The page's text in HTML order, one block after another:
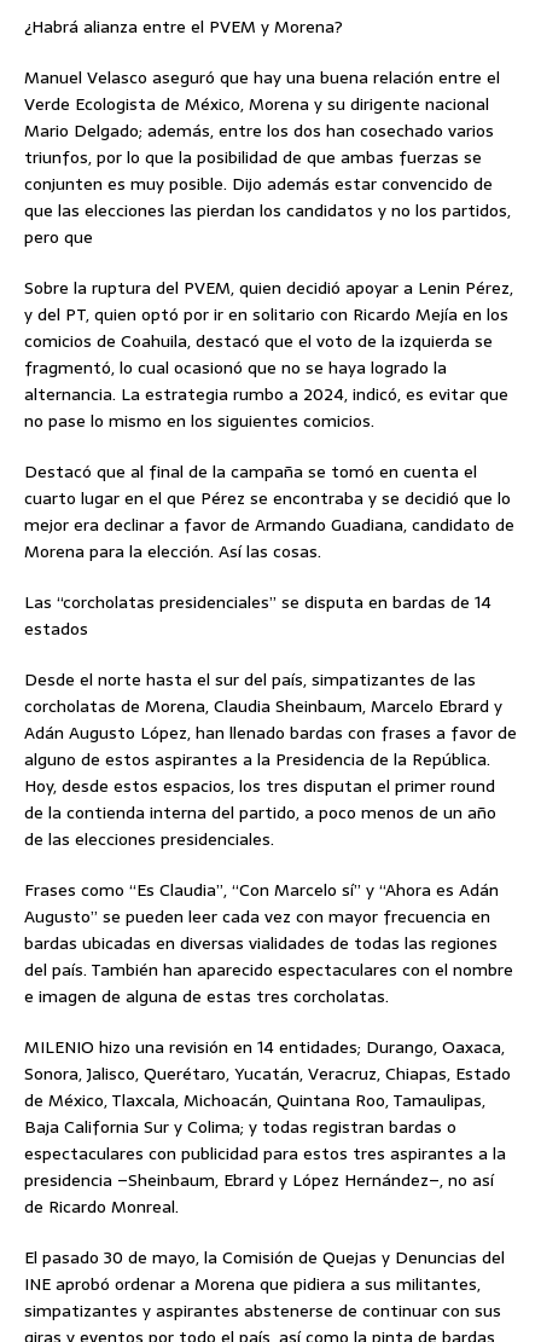
¿Habrá alianza entre el PVEM y Morena?
Manuel Velasco aseguró que hay una buena relación entre el
Verde Ecologista de México, Morena y su dirigente nacional
Mario Delgado; además, entre los dos han cosechado varios
triunfos, por lo que la posibilidad de que ambas fuerzas se
conjunten es muy posible. Dijo además estar convencido de
que las elecciones las pierdan los candidatos y no los partidos,
pero que
Sobre la ruptura del PVEM, quien decidió apoyar a Lenin Pérez,
y del PT, quien optó por ir en solitario con Ricardo Mejía en los
comicios de Coahuila, destacó que el voto de la izquierda se
fragmentó, lo cual ocasionó que no se haya logrado la
alternancia. La estrategia rumbo a 2024, indicó, es evitar que
no pase lo mismo en los siguientes comicios.
Destacó que al final de la campaña se tomó en cuenta el
cuarto lugar en el que Pérez se encontraba y se decidió que lo
mejor era declinar a favor de Armando Guadiana, candidato de
Morena para la elección. Así las cosas.
Las “corcholatas presidenciales” se disputa en bardas de 14
estados
Desde el norte hasta el sur del país, simpatizantes de las
corcholatas de Morena, Claudia Sheinbaum, Marcelo Ebrard y
Adán Augusto López, han llenado bardas con frases a favor de
alguno de estos aspirantes a la Presidencia de la República.
Hoy, desde estos espacios, los tres disputan el primer round
de la contienda interna del partido, a poco menos de un año
de las elecciones presidenciales.
Frases como “Es Claudia”, “Con Marcelo sí” y “Ahora es Adán
Augusto” se pueden leer cada vez con mayor frecuencia en
bardas ubicadas en diversas vialidades de todas las regiones
del país. También han aparecido espectaculares con el nombre
e imagen de alguna de estas tres corcholatas.
MILENIO hizo una revisión en 14 entidades; Durango, Oaxaca,
Sonora, Jalisco, Querétaro, Yucatán, Veracruz, Chiapas, Estado
de México, Tlaxcala, Michoacán, Quintana Roo, Tamaulipas,
Baja California Sur y Colima; y todas registran bardas o
espectaculares con publicidad para estos tres aspirantes a la
presidencia –Sheinbaum, Ebrard y López Hernández–, no así
de Ricardo Monreal.
El pasado 30 de mayo, la Comisión de Quejas y Denuncias del
INE aprobó ordenar a Morena que pidiera a sus militantes,
simpatizantes y aspirantes abstenerse de continuar con sus